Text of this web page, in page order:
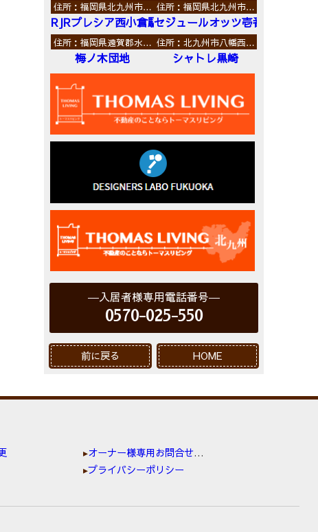
住所：福岡県北九州市…
RJRプレシア西小倉駅前
住所：福岡県北九州市…
セジュールオッツ壱番館
住所：福岡県遠賀郡水…
梅ノ木団地
住所：北九州市八幡西…
シャトレ黒崎
入居者様専用電話番号
0570-025-550
前に戻る HOME
オーナー様専用お問合せ窓口
プライバシーポリシー